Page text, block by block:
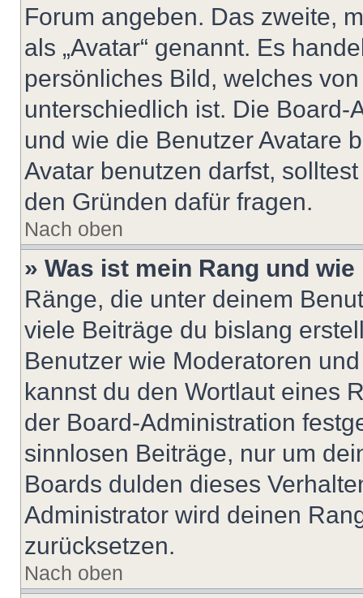
Forum angeben. Das zweite,
als „Avatar“ genannt. Es
persönliches Bild, welches
unterschiedlich ist. Die
und wie die Benutzer Avatare
Avatar benutzen darfst,
den Gründen dafür fragen.
Nach oben
» Was ist mein Rang und
Ränge, die unter deinem
viele Beiträge du bislang
Benutzer wie Moderatoren
kannst du den Wortlaut eines
der Board-Administration
sinnlosen Beiträge, nur um
Boards dulden dieses
Administrator wird deinen
zurücksetzen.
Nach oben